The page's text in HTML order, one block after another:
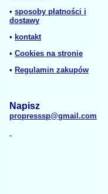
• sposoby płatności i
dostawy
• kontakt
• Cookies na stronie
• Regulamin zakupów
Napisz
propresssp@gmail.com